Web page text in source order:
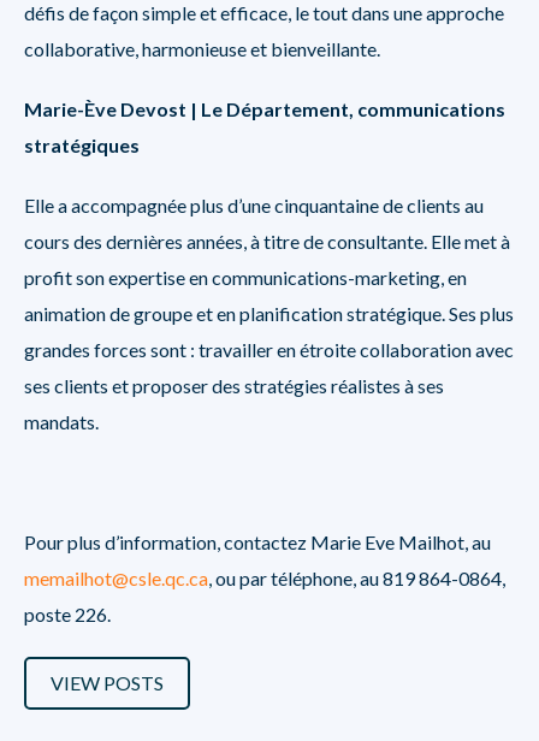
défis de façon simple et efficace, le tout dans une approche
collaborative, harmonieuse et bienveillante.
Marie-Ève Devost | Le Département, communications
stratégiques
Elle a accompagnée plus d’une cinquantaine de clients au
cours des dernières années, à titre de consultante. Elle met à
profit son expertise en communications-marketing, en
animation de groupe et en planification stratégique. Ses plus
grandes forces sont : travailler en étroite collaboration avec
ses clients et proposer des stratégies réalistes à ses
mandats.
Pour plus d’information, contactez Marie Eve Mailhot, au
memailhot@csle.qc.ca,ou par téléphone, au 819 864-0864,
poste 226.
VIEW POSTS